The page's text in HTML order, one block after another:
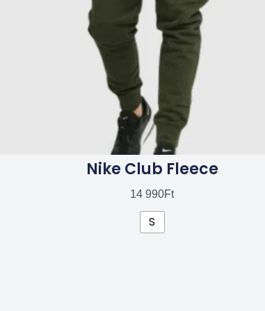
Nike Club Fleece
14 990Ft
a
termékoldalon
választhatók
ki
S